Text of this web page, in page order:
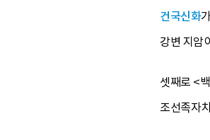
건국신화
강변 지암
셋째로 <
조선족자